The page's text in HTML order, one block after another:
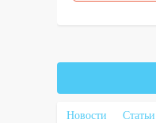
покажут
открытым
Новости
Статьи